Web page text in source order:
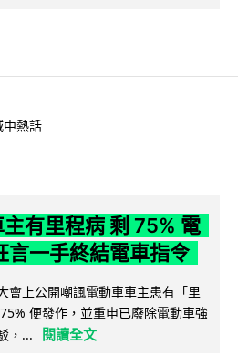
中熱話
有里程病 剩 75% 電
言一手終結電車指令
會上公開嘲諷電動車車主患有「里
便發作，並重申已廢除電動車強
，...
閱讀全文